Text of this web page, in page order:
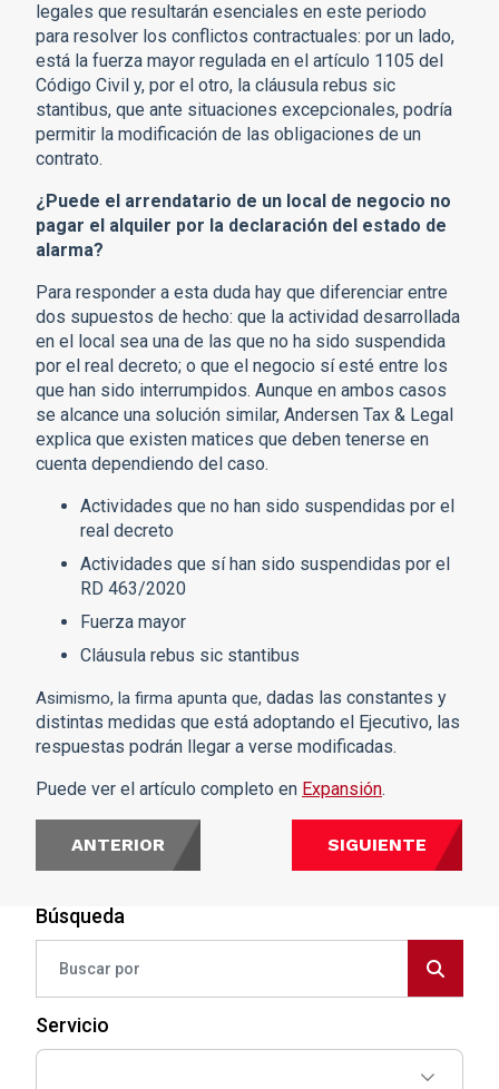
Búsqueda
Servicio
legales que resultarán esenciales en este periodo
para resolver los conflictos contractuales: por un lado,
está la fuerza mayor regulada en el artículo 1105 del
Código Civil y, por el otro, la cláusula rebus sic
stantibus, que ante situaciones excepcionales, podría
permitir la modificación de las obligaciones de un
contrato.
¿Puede el arrendatario de un local de negocio no
pagar el alquiler por la declaración del estado de
alarma?
Para responder a esta duda hay que diferenciar entre
dos supuestos de hecho: que la actividad desarrollada
en el local sea una de las que no ha sido suspendida
por el real decreto; o que el negocio sí esté entre los
que han sido interrumpidos. Aunque en ambos casos
se alcance una solución similar, Andersen Tax & Legal
explica que existen matices que deben tenerse en
cuenta dependiendo del caso.
Actividades que no han sido suspendidas por el
real decreto
Actividades que sí han sido suspendidas por el
RD 463/2020
Fuerza mayor
Cláusula rebus sic stantibus
Asimismo, la firma apunta que, dadas las constantes y
distintas medidas que está adoptando el Ejecutivo, las
respuestas podrán llegar a verse modificadas.
Puede ver el artículo completo en Expansión.
ANTERIOR SIGUIENTE